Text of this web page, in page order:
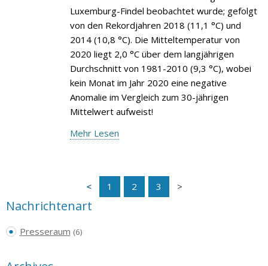
Luxemburg-Findel beobachtet wurde; gefolgt
von den Rekordjahren 2018 (11,1 °C) und
2014 (10,8 °C). Die Mitteltemperatur von
2020 liegt 2,0 °C über dem langjährigen
Durchschnitt von 1981-2010 (9,3 °C), wobei
kein Monat im Jahr 2020 eine negative
Anomalie im Vergleich zum 30-jährigen
Mittelwert aufweist!
Mehr Lesen
1 2 3
Nachrichtenart
Presseraum (6)